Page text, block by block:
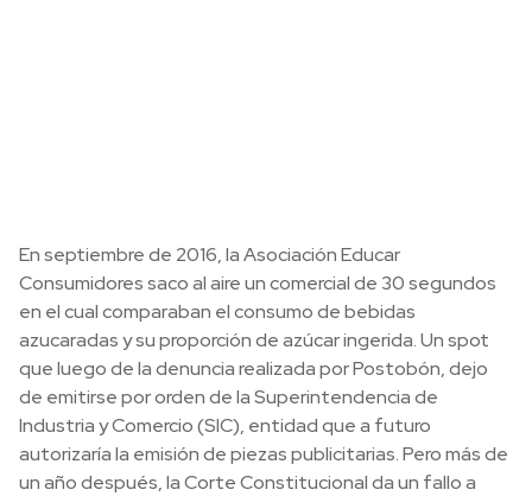
En septiembre de 2016, la Asociación Educar
Consumidores saco al aire un comercial de 30 segundos
en el cual comparaban el consumo de bebidas
azucaradas y su proporción de azúcar ingerida. Un spot
que luego de la denuncia realizada por Postobón, dejo
de emitirse por orden de la Superintendencia de
Industria y Comercio (SIC), entidad que a futuro
autorizaría la emisión de piezas publicitarias. Pero más de
un año después, la Corte Constitucional da un fallo a